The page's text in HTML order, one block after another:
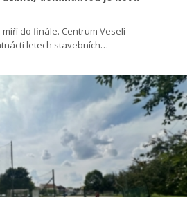
do finále. Centrum Veselí
letech stavebních…